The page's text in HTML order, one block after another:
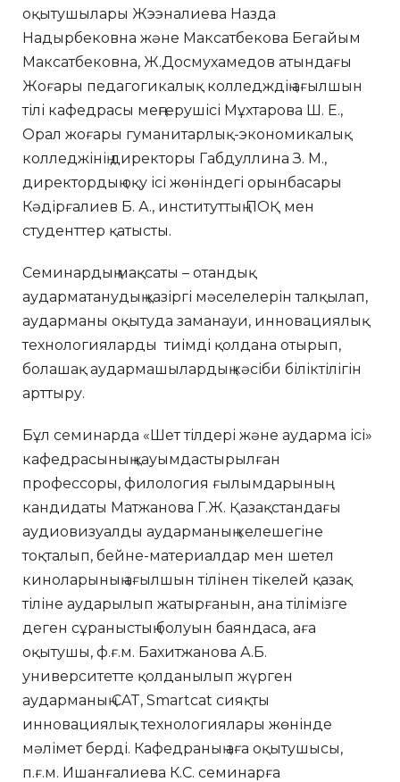
оқытушылары Жээналиева Назда
Надырбековна және Максатбекова Бегайым
Максатбековна, Ж.Досмухамедов атындағы
Жоғары педагогикалық колледждің ағылшын
тілі кафедрасы меңгерушісі Мұхтарова Ш. Е.,
Орал жоғары гуманитарлық-экономикалық
колледжінің директоры Габдуллина З. М.,
директордың оқу ісі жөніндегі орынбасары
Кәдірғалиев Б. А., институттың ПОҚ мен
студенттер қатысты.
Семинардың мақсаты – отандық
аударматанудың қазіргі мәселелерін талқылап,
аударманы оқытуда заманауи, инновациялық
технологияларды тиімді қолдана отырып,
болашақ аудармашылардың кәсіби біліктілігін
арттыру.
Бұл семинарда «Шет тілдері және аударма ісі»
кафедрасының қауымдастырылған
профессоры, филология ғылымдарының
кандидаты Матжанова Г.Ж. Қазақстандағы
аудиовизуалды аударманың келешегіне
тоқталып, бейне-материалдар мен шетел
киноларының ағылшын тілінен тікелей қазақ
тіліне аударылып жатырғанын, ана тілімізге
деген сұраныстың болуын баяндаса, аға
оқытушы, ф.ғ.м. Бахитжанова А.Б.
университетте қолданылып жүрген
аударманың CAT, Smartcat сияқты
инновациялық технологиялары жөнінде
мәлімет берді. Кафедраның аға оқытушысы,
п.ғ.м. Ишанғалиева К.С. семинарға